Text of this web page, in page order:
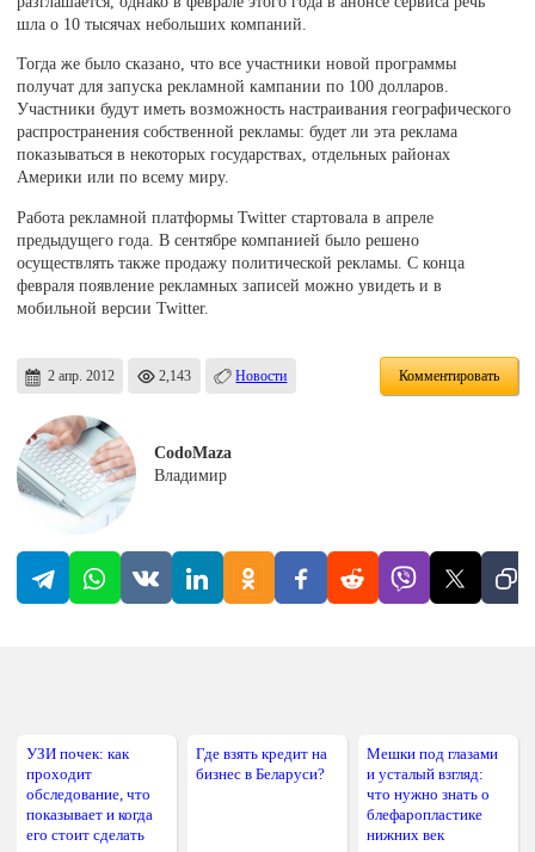
шла о 10 тысячах небольших компаний.
Тогда же было сказано, что все участники новой программы
получат для запуска рекламной кампании по 100 долларов.
Участники будут иметь возможность настраивания географического
распространения собственной рекламы: будет ли эта реклама
показываться в некоторых государствах, отдельных районах
Америки или по всему миру.
Работа рекламной платформы Twitter стартовала в апреле
предыдущего года. В сентябре компанией было решено
осуществлять также продажу политической рекламы. С конца
февраля появление рекламных записей можно увидеть и в
мобильной версии Twitter.
2 апр. 2012 2,143 Новости Комментировать
CodoMaza
Владимир
УЗИ почек: как
проходит
обследование, что
показывает и когда
его стоит сделать
Где взять кредит на
бизнес в Беларуси?
Мешки под глазами
и усталый взгляд:
что нужно знать о
блефаропластике
нижних век